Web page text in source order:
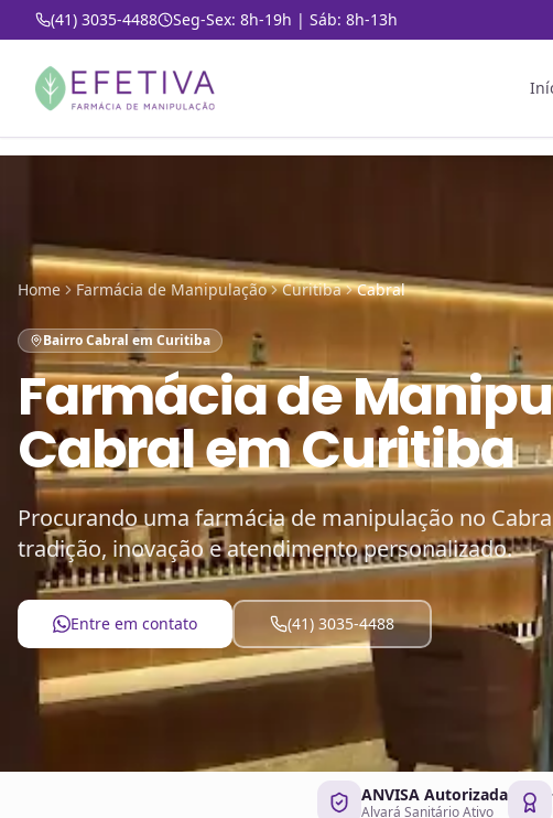
(41) 3035-4488 Seg-Sex: 8h-19h | Sáb: 8h-13h
Home Farmácia de Manipulação Curitiba Cabral
Bairro Cabral em Curitiba
Farmácia de
Cabral em Curitiba
Procurando uma farmácia de manipulação no
tradição, inovação e atendimento personalizado.
Entre em contato (41) 3035-4488
ANVISA Autorizada
Alvará Sanitário Ativo